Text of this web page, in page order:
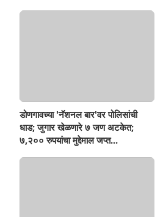
डोणगावच्या 'नॅशनल बार'वर पोलिसांची
धाड; जुगार खेळणारे ७ जण अटकेत;
७,२०० रुपयांचा मुद्देमाल जप्त...